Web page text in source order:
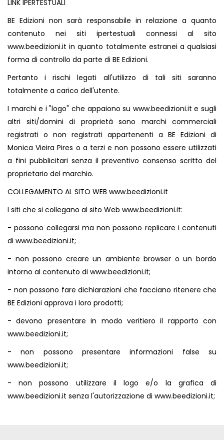
LINK IPERTESTUALI
BE Edizioni non sarà responsabile in relazione a quanto
contenuto nei siti ipertestuali connessi al sito
www.beedizioni.it in quanto totalmente estranei a qualsiasi
forma di controllo da parte di BE Edizioni.
Pertanto i rischi legati all'utilizzo di tali siti saranno
totalmente a carico dell'utente.
I marchi e i "logo" che appaiono su www.beedizioni.it e sugli
altri siti/domini di proprietà sono marchi commerciali
registrati o non registrati appartenenti a BE Edizioni di
Monica Vieira Pires o a terzi e non possono essere utilizzati
a fini pubblicitari senza il preventivo consenso scritto del
proprietario del marchio.
COLLEGAMENTO AL SITO WEB www.beedizioni.it
I siti che si collegano al sito Web www.beedizioni.it:
- possono collegarsi ma non possono replicare i contenuti
di www.beedizioni.it;
- non possono creare un ambiente browser o un bordo
intorno al contenuto di www.beedizioni.it;
- non possono fare dichiarazioni che facciano ritenere che
BE Edizioni approva i loro prodotti;
- devono presentare in modo veritiero il rapporto con
www.beedizioni.it;
- non possono presentare informazioni false su
www.beedizioni.it;
- non possono utilizzare il logo e/o la grafica di
www.beedizioni.it senza l'autorizzazione di www.beedizioni.it;